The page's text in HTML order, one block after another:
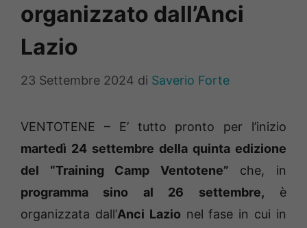
organizzato dall’Anci
Lazio
23 Settembre 2024 di Saverio Forte
VENTOTENE – E’ tutto pronto per l’inizio
martedì 24 settembre della quinta edizione
del “Training Camp Ventotene” che, in
programma sino al 26 settembre, è
organizzata dall’Anci Lazionel fase in cui in